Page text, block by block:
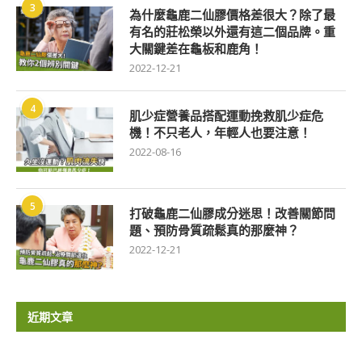
3
為什麼龜鹿二仙膠價格差很大？除了最
有名的莊松榮以外還有這二個品牌。重
大關鍵差在龜板和鹿角！
2022-12-21
4
肌少症營養品搭配運動挽救肌少症危
機！不只老人，年輕人也要注意！
2022-08-16
5
打破龜鹿二仙膠成分迷思！改善關節問
題、預防骨質疏鬆真的那麼神？
2022-12-21
近期文章